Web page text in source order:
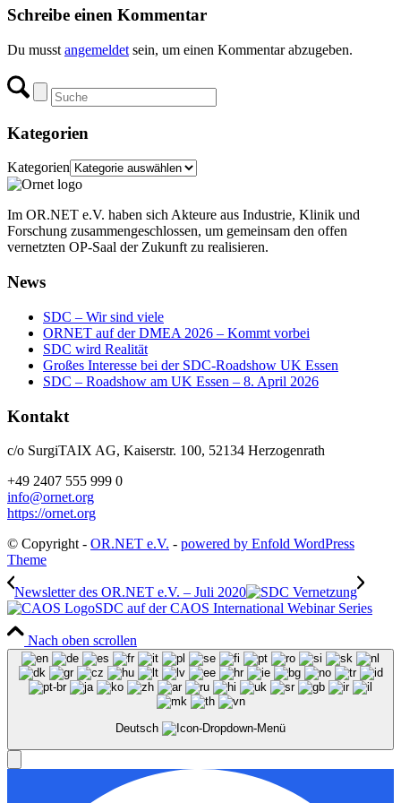
Schreibe einen Kommentar
Du musst angemeldet sein, um einen Kommentar abzugeben.
Kategorien
Kategorien
Im OR.NET e.V. haben sich Akteure aus Industrie, Klinik und
Forschung zusammengeschlossen, um gemeinsam den offen
vernetzten OP-Saal der Zukunft zu realisieren.
News
SDC – Wir sind viele
ORNET auf der DMEA 2026 – Kommt vorbei
SDC wird Realität
Großes Interesse bei der SDC-Roadshow UK Essen
SDC – Roadshow am UK Essen – 8. April 2026
Kontakt
c/o SurgiTAIX AG, Kaiserstr. 100, 52134 Herzogenrath
+49 2407 555 999 0
info@ornet.org
https://ornet.org
© Copyright - OR.NET e.V. - powered by Enfold WordPress
Theme
Newsletter des OR.NET e.V. – Juli 2020
SDC auf der CAOS International Webinar Series
Nach oben scrollen
Deutsch